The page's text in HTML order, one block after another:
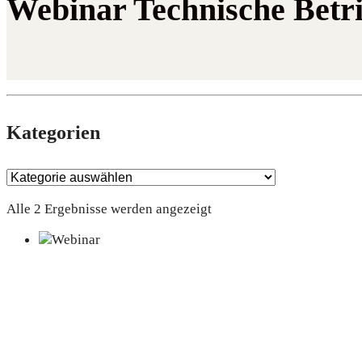
Webinar Technische
Kate­go­rien
Alle 2 Ergebnisse werden angezeigt